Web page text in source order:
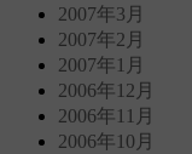
2007年3月
2007年2月
2007年1月
2006年12月
2006年11月
2006年10月